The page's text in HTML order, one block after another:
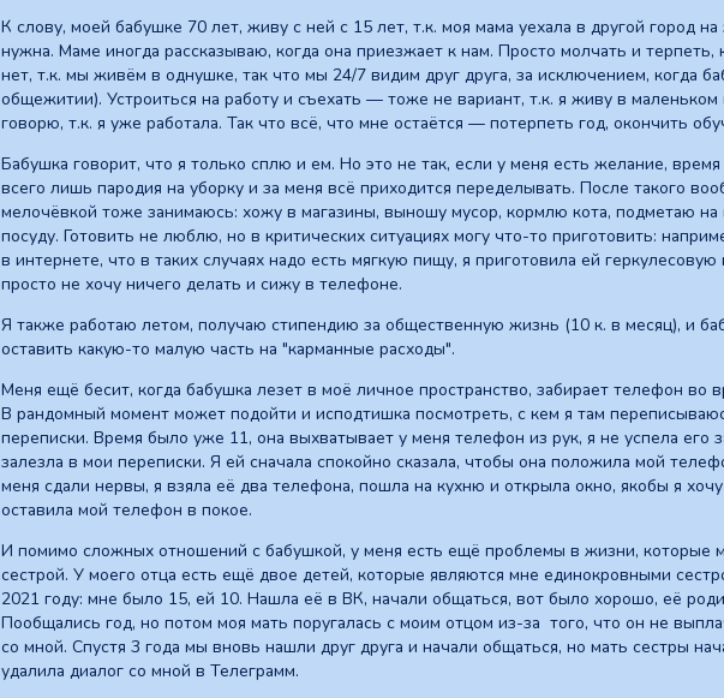
К слову, моей бабушке 70 лет, живу с ней с 15 лет, т.к. моя мама уехала в другой город
нужна. Маме иногда рассказываю, когда она приезжает к нам. Просто молчать и
нет, т.к. мы живём в однушке, так что мы 24/7 видим друг друга, за исключением, когда
общежитии). Устроиться на работу и съехать — тоже не вариант, т.к. я живу в
говорю, т.к. я уже работала. Так что всё, что мне остаëтся — потерпеть год, окончить
Бабушка говорит, что я только сплю и ем. Но это не так, если у меня есть желание,
всего лишь пародия на уборку и за меня всё приходится переделывать. После такого
мелочëвкой тоже занимаюсь: хожу в магазины, выношу мусор, кормлю кота, подметаю на
посуду. Готовить не люблю, но в критических ситуациях могу что-то приготовить:
в интернете, что в таких случаях надо есть мягкую пищу, я приготовила ей
просто не хочу ничего делать и сижу в телефоне.
Я также работаю летом, получаю стипендию за общественную жизнь (10 к. в месяц), и
оставить какую-то малую часть на "карманные расходы".
Меня ещё бесит, когда бабушка лезет в моё личное пространство, забирает телефон во
В рандомный момент может подойти и исподтишка посмотреть, с кем я там
переписки. Время было уже 11, она выхватывает у меня телефон из рук, я не успела его
залезла в мои переписки. Я ей сначала спокойно сказала, чтобы она положила мой
меня сдали нервы, я взяла еë два телефона, пошла на кухню и открыла окно, якобы я
оставила мой телефон в покое.
И помимо сложных отношений с бабушкой, у меня есть ещё проблемы в жизни, которые
сестрой. У моего отца есть ещё двое детей, которые являются мне единокровными
2021 году: мне было 15, ей 10. Нашла её в ВК, начали общаться, вот было хорошо, её
Пообщались год, но потом моя мать поругалась с моим отцом из-за того, что он не
со мной. Спустя 3 года мы вновь нашли друг друга и начали общаться, но мать сестры
удалила диалог со мной в Телеграмм.